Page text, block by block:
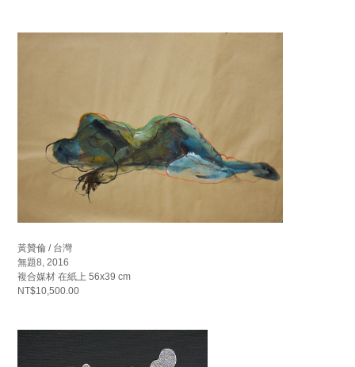
黃贊倫 / 台灣
無題8, 2016
複合媒材 在紙上 56x39 cm
NT$10,500.00